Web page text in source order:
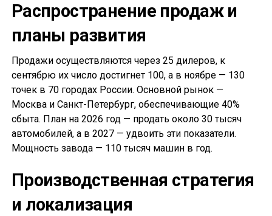
Распространение продаж и
планы развития
Продажи осуществляются через 25 дилеров, к
сентябрю их число достигнет 100, а в ноябре — 130
точек в 70 городах России. Основной рынок —
Москва и Санкт-Петербург, обеспечивающие 40%
сбыта. План на 2026 год — продать около 30 тысяч
автомобилей, а в 2027 — удвоить эти показатели.
Мощность завода — 110 тысяч машин в год.
Производственная стратегия
и локализация